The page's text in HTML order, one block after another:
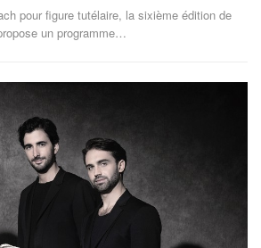
pour figure tutélaire, la sixième édition de
un programme…